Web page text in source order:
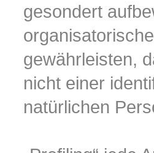
gesondert
gewährleisten,
nicht einer
natürlichen